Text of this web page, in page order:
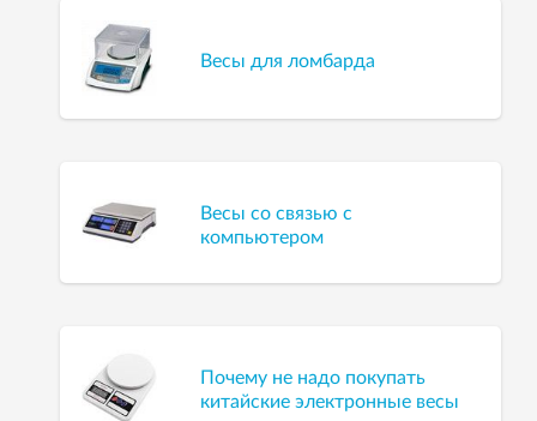
Весы для ломбарда
Весы со связью с
компьютером
Почему не надо покупать
китайские электронные весы